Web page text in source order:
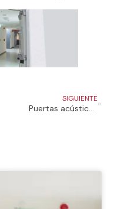
SIGUIENTE
Puertas acústicas